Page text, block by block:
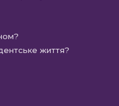
життя?